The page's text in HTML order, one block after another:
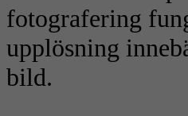
fotografering
upplösning
bild.